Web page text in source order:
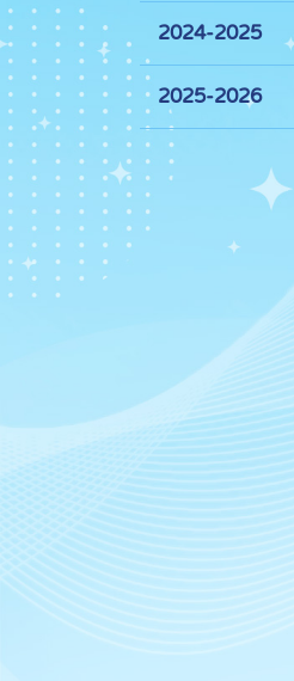
2024-2025
2025-2026